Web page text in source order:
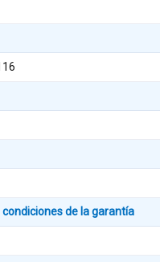
condiciones de la garantía